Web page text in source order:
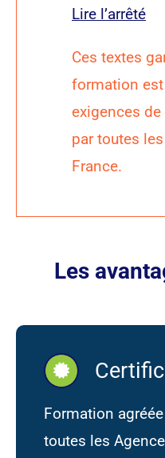
Lire l’arrêté
Ces textes
formation
exigences de
par toutes
France.
Les
Formation
toutes les